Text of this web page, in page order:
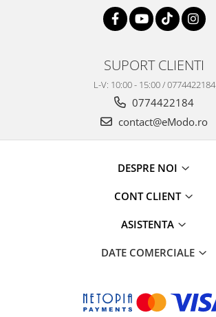
SUPORT CLIENTI
L-V: 10:00 - 15:00 / 0774422184
0774422184
contact@eModo.ro
DESPRE NOI
CONT CLIENT
ASISTENTA
DATE COMERCIALE